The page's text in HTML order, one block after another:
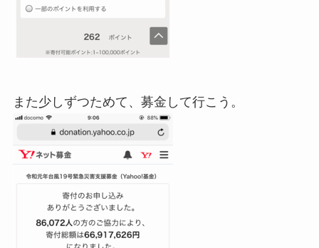
また少しずつためて、募金して行こう。